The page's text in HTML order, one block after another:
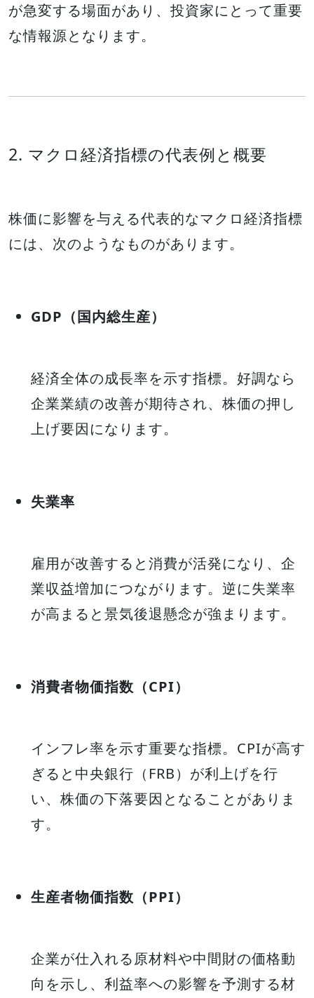
が急変する場面があり、投資家にとって重要
な情報源となります。
2. マクロ経済指標の代表例と概要
株価に影響を与える代表的なマクロ経済指標
には、次のようなものがあります。
GDP（国内総生産）
経済全体の成長率を示す指標。好調なら
企業業績の改善が期待され、株価の押し
上げ要因になります。
失業率
雇用が改善すると消費が活発になり、企
業収益増加につながります。逆に失業率
が高まると景気後退懸念が強まります。
消費者物価指数（CPI）
インフレ率を示す重要な指標。CPIが高す
ぎると中央銀行（FRB）が利上げを行
い、株価の下落要因となることがありま
す。
生産者物価指数（PPI）
企業が仕入れる原材料や中間財の価格動
向を示し、利益率への影響を予測する材